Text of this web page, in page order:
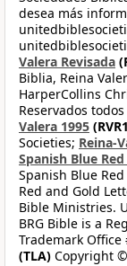
desea más
Valera Revisada
Biblia, Reina
HarperCollins
Reservados
Valera 1995
Societies; Reina-
Spanish Blue
Spanish Blue
Red and Gold
Bible Ministries.
BRG Bible is a
Trademark Office
(TLA) Copyright